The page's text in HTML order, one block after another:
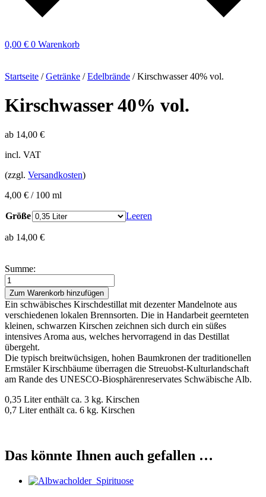
0,00 € 0 Warenkorb
Startseite /Getränke /Edelbrände / Kirschwasser 40% vol.
Kirschwasser 40% vol.
ab 14,00 €
incl. VAT
(zzgl. Versandkosten)
4,00 € / 100 ml
Größe Leeren
ab 14,00 €
Summe:
Kirschwasser
40%
vol.
Menge
Zum Warenkorb hinzufügen
Ein schwäbisches Kirschdestillat mit dezenter Mandelnote aus
verschiedenen lokalen Brennsorten. Die in Handarbeit geernteten
kleinen, schwarzen Kirschen zeichnen sich durch ein süßes
intensives Aroma aus, welches hervorragend in das Destillat
übergeht.
Die typisch breitwüchsigen, hohen Baumkronen der traditionellen
Ermstäler Kirschbäume überragen die Streuobst-Kulturlandschaft
am Rande des UNESCO-Biosphärenreservates Schwäbische Alb.
0,35 Liter enthält ca. 3 kg. Kirschen
0,7 Liter enthält ca. 6 kg. Kirschen
Das könnte Ihnen auch gefallen …